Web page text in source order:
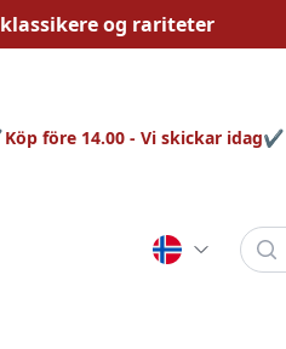
klassikere og rariteter
Köp före 14.00 - Vi skickar idag
Søk